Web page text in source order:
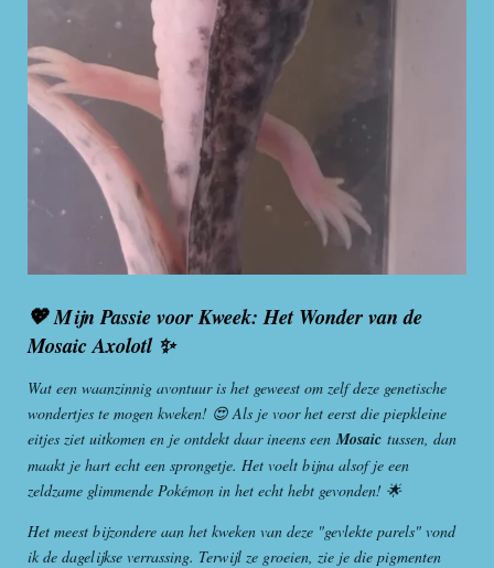
💖 Mijn Passie voor Kweek: Het Wonder van de
Mosaic Axolotl ✨
Wat een waanzinnig avontuur is het geweest om zelf deze genetische
wondertjes te mogen kweken! 😍 Als je voor het eerst die piepkleine
eitjes ziet uitkomen en je ontdekt daar ineens een Mosaic tussen, dan
maakt je hart echt een sprongetje. Het voelt bijna alsof je een
zeldzame glimmende Pokémon in het echt hebt gevonden! 🌟
Het meest bijzondere aan het kweken van deze "gevlekte parels" vond
ik de dagelijkse verrassing. Terwijl ze groeien, zie je die pigmenten